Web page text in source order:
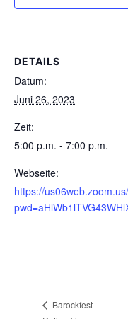
DETAILS
Datum:
Juni 26, 2023
Zeit:
5:00 p.m. - 7:00 p.m.
Webseite:
https://
Barockfest